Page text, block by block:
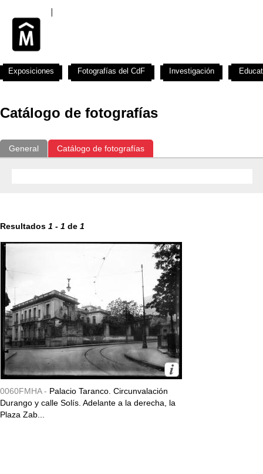
Catálogo de fotografías
General Catálogo de fotografías
Resultados 1 - 1 de 1
0060FMHA - Palacio Taranco. Circunvalación
Durango y calle Solís. Adelante a la derecha, la
Plaza Zab...
Exposiciones Fotografías del CdF Investigación